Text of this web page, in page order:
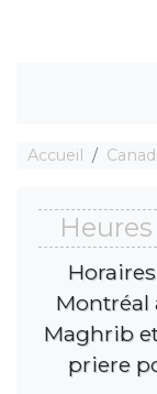
Accueil
Montréal
Maghrib
priere